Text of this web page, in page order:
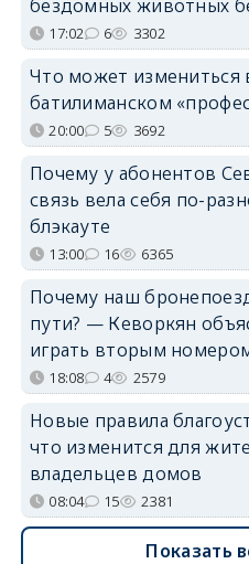
бездомных животных
17:02 6 3302
Что может измениться
батилиманском
20:00 5 3692
Почему у абонентов
связь вела себя по-
блэкауте
13:00 16 6365
Почему наш
пути? — Кеворкян
играть вторым
18:08 4 2579
Новые правила
что изменится для
владельцев домов
08:04 15 2381
Показать